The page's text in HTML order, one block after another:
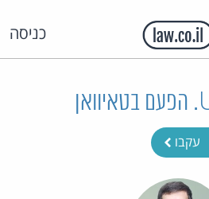
כניסה
עקבו